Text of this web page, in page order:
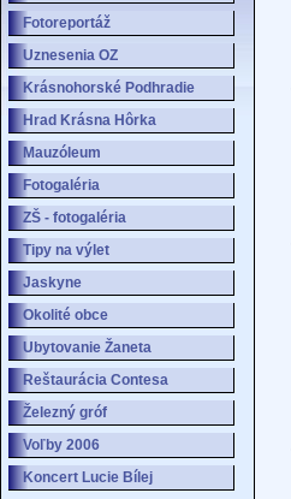
Fotoreportáž
Uznesenia OZ
Krásnohorské Podhradie
Hrad Krásna Hôrka
Mauzóleum
Fotogaléria
ZŠ - fotogaléria
Tipy na výlet
Jaskyne
Okolité obce
Ubytovanie Žaneta
Reštaurácia Contesa
Železný gróf
Voľby 2006
Koncert Lucie Bílej